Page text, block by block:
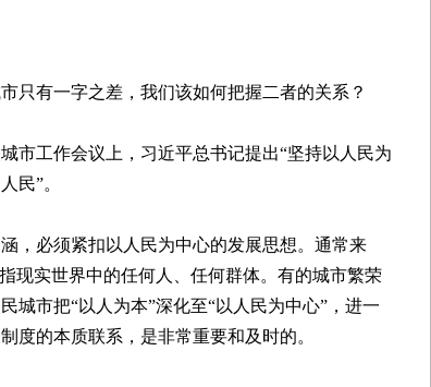
只有一字之差，我们该如何把握二者的关系？
工作会议上，习近平总书记提出“坚持以人民为
民”。
必须紧扣以人民为中心的发展思想。通常来
现实世界中的任何人、任何群体。有的城市繁荣
城市把“以人为本”深化至“以人民为中心”，进一
度的本质联系，是非常重要和及时的。